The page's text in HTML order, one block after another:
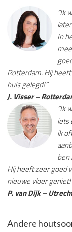
“Ik
In
Rotterdam. Hij
huis gelegd!”
J. Visser –
“Ik
iets
ik
ben
Hij heeft zeer goed
nieuwe vloer
P. van Dijk –
Andere